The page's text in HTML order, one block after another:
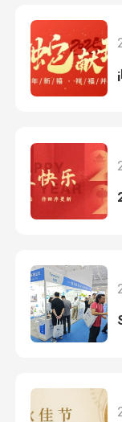
Sobre nosotros
Visita a la
Contacta con
Casos de
Solicitar una cita
Goma de guar